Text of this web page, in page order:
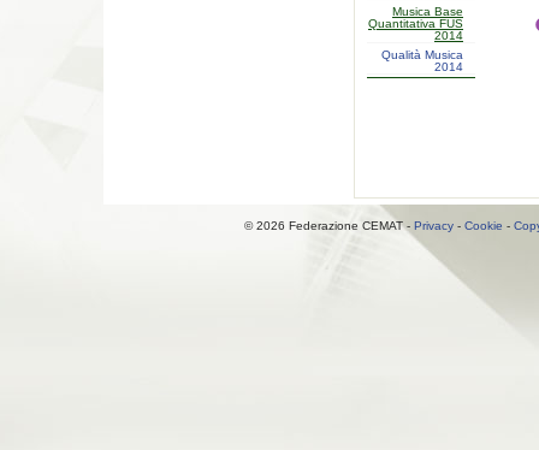
Musica Base
Quantitativa FUS
2014
Qualità Musica
2014
© 2026 Federazione CEMAT - Privacy - Cookie -